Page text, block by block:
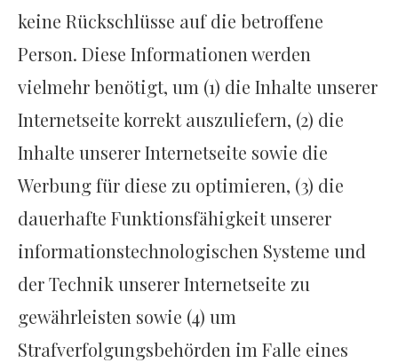
keine Rückschlüsse auf die betroffene
Person. Diese Informationen werden
vielmehr benötigt, um (1) die Inhalte unserer
Internetseite korrekt auszuliefern, (2) die
Inhalte unserer Internetseite sowie die
Werbung für diese zu optimieren, (3) die
dauerhafte Funktionsfähigkeit unserer
informationstechnologischen Systeme und
der Technik unserer Internetseite zu
gewährleisten sowie (4) um
Strafverfolgungsbehörden im Falle eines